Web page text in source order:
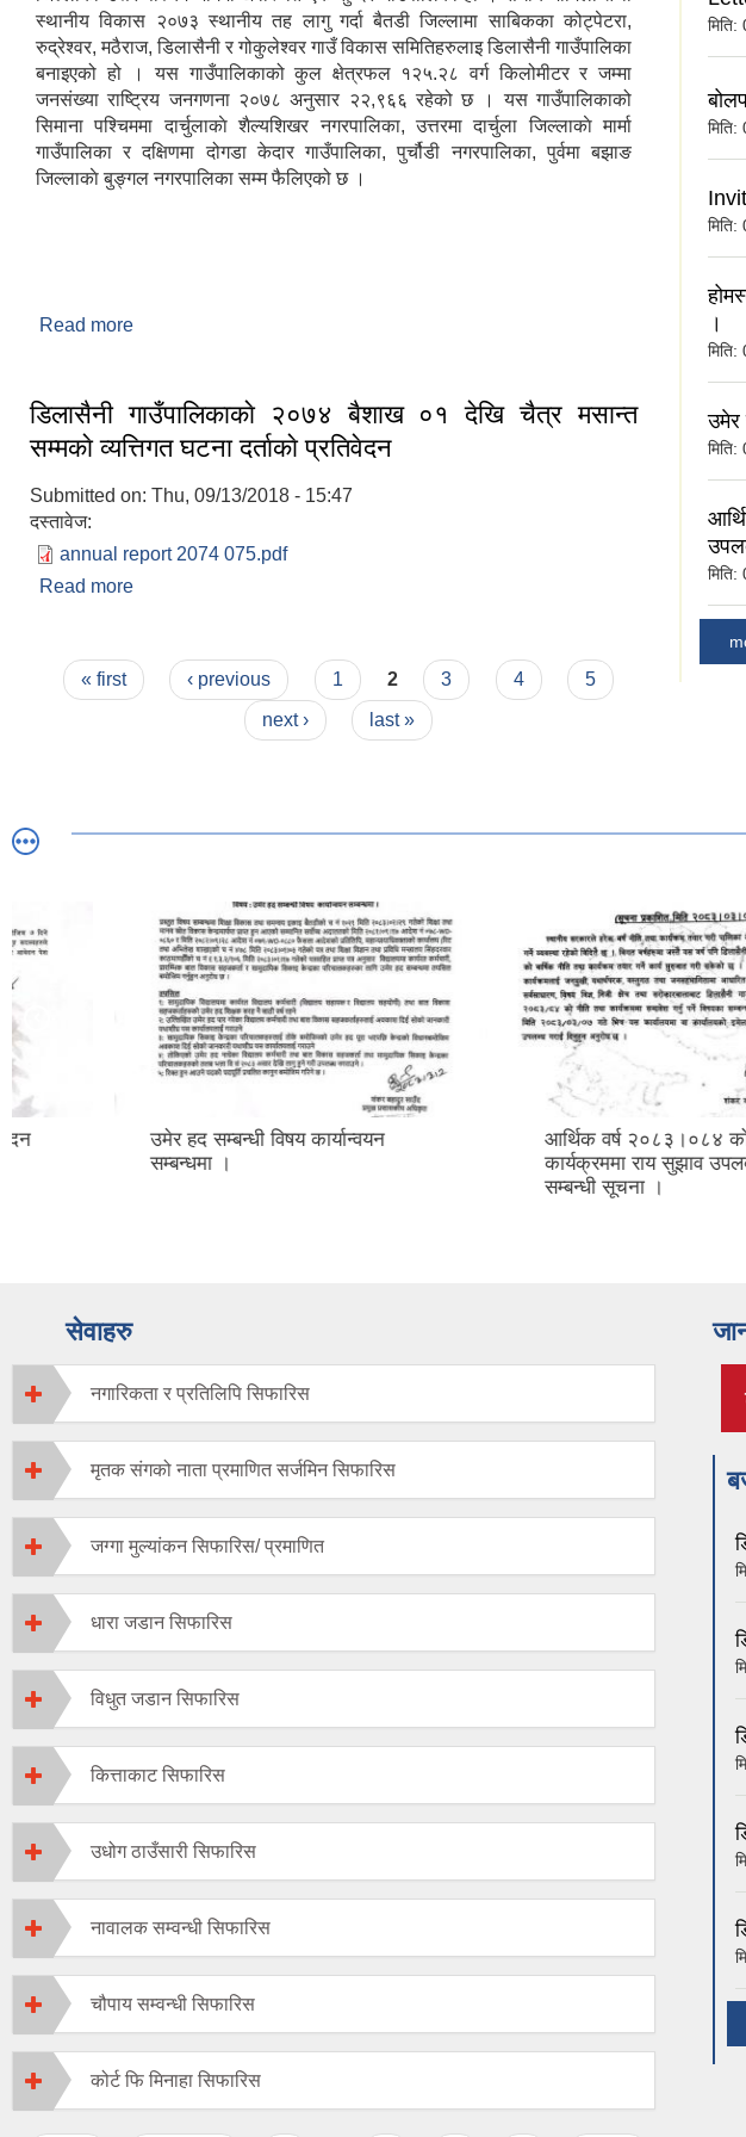
स्थानीय विकास २०७३ स्थानीय तह लागु गर्दा बैतडी जिल्लामा साबिकका कोट्पेटरा,
रुद्रेश्वर, मठैराज, डिलासैनी र गोकुलेश्वर गाउँ विकास समितिहरुलाइ डिलासैनी गाउँपालिका
बनाइएको हो । यस गाउँपालिकाको कुल क्षेत्रफल १२५.२८ वर्ग किलोमीटर र जम्मा
जनसंख्या राष्ट्रिय जनगणना २०७८ अनुसार २२,९६६ रहेको छ । यस गाउँपालिकाको
सिमाना पश्चिममा दार्चुलाकाे शैल्यशिखर नगरपालिका, उत्तरमा दार्चुला जिल्लाकाे मार्मा
गाउँपालिका र दक्षिणमा दोगडा केदार गाउँपालिका, पुर्चौडी नगरपालिका, पुर्वमा बझाङ
जिल्लाकाे बुङ्गल नगरपालिका सम्म फैलिएको छ ।
Read more
डिलासैनी गाउँपालिकाकाे २०७४ बैशाख ०१ देखि चैत्र मसान्त
सम्मकाे व्यत्तिगत घटना दर्ताकाे प्रतिवेदन
Submitted on: Thu, 09/13/2018 - 15:47
दस्तावेज:
annual report 2074 075.pdf
Read more
Pages
« first ‹ previous 1 2 3 4
5
next ›
last »
मिति:
मिति:
मिति:
।
मिति:
उमेर
मिति:
मिति:
उमेर हद सम्बन्धी विषय कार्यान्वयन
आर्थिक वर्ष २०८३।०८४ को नीति तथा
कार्यक्रममा राय सुझाव उपलब्ध गराउने
सम्बन्धी सूचना ।
सेवाहरु
नगारिकता र प्रतिलिपि सिफारिस
मृतक संगको नाता प्रमाणित सर्जमिन सिफारिस
जग्गा मुल्यांकन सिफारिस/ प्रमाणित
धारा जडान सिफारिस
विधुत जडान सिफारिस
कित्ताकाट सिफारिस
उधोग ठाउँसारी सिफारिस
नावालक सम्वन्धी सिफारिस
चौपाय सम्वन्धी सिफारिस
कोर्ट फि मिनाहा सिफारिस